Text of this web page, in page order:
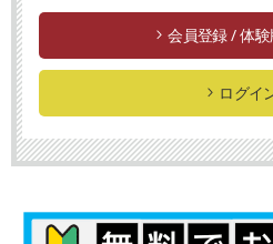
会員登録 / 体
ログイ